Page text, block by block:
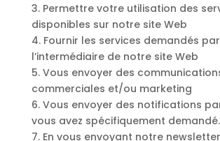
3. Permettre votre utilisation des
disponibles sur notre site Web
4. Fournir les services demandés par
l’intermédiaire de notre site Web
5. Vous envoyer des
commerciales et/ou marketing
6. Vous envoyer des notifications
vous avez spécifiquement demandé.
7. En vous envoyant notre